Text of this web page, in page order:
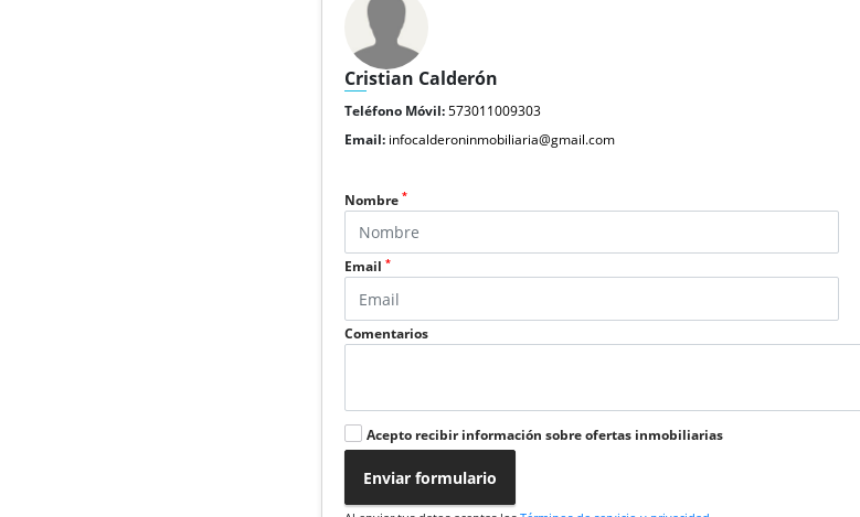
Cristian Calderón
Teléfono Móvil:573011009303
Email: infocalderoninmobiliaria@gmail.com
Nombre*
Email*
Comentarios
Acepto recibir información sobre ofertas inmobiliarias
Enviar formulario